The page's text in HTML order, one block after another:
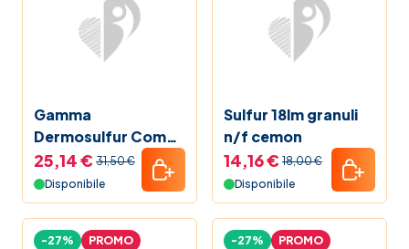
Gamma
Dermosulfur Comp
Gocce Oti
25,14 € 31,50 €
Disponibile
Sulfur 18lm granuli
n/f cemon
14,16 € 18,00 €
Disponibile
-27% PROMO -27% PROMO